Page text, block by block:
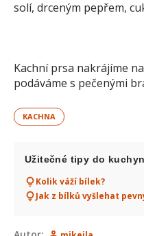
solí, drceným pepřem,
Kachní prsa nakrájíme
podáváme s pečenými
KACHNA
Užitečné tipy do
Kolik váží bílek?
Jak z bílků vyšlehat